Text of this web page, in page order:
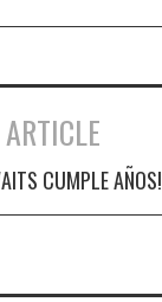
CUMPLE AÑOS!